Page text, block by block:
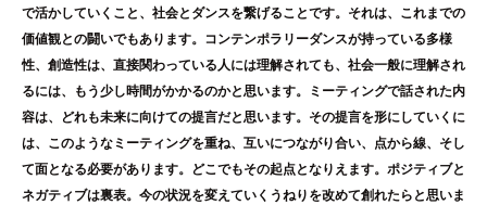
で活かしていくこと、社会とダンスを繋げることです。それは、これまでの
価値観との闘いでもあります。コンテンポラリーダンスが持っている多様
性、創造性は、直接関わっている人には理解されても、社会一般に理解され
るには、もう少し時間がかかるのかと思います。ミーティングで話された内
容は、どれも未来に向けての提言だと思います。その提言を形にしていくに
は、このようなミーティングを重ね、互いにつながり合い、点から線、そし
て面となる必要があります。どこでもその起点となりえます。ポジティブと
ネガティブは裏表。今の状況を変えていくうねりを改めて創れたらと思いま